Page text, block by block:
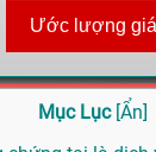
Ước lượng giá
Mục Lục [Ẩn]